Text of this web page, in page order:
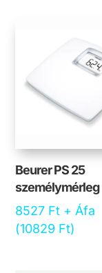
Beurer PS 25
személymérleg
8527 Ft + Áfa
(10829 Ft)